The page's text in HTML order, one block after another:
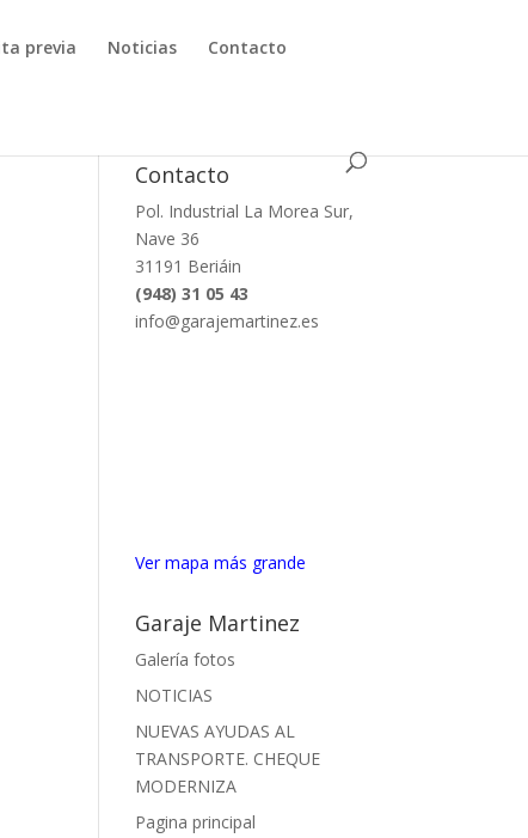
previa Noticias Contacto
Contacto
Pol. Industrial La Morea Sur,
Nave 36
31191 Beriáin
(948) 31 05 43
info@garajemartinez.es
Ver mapa más grande
Garaje Martinez
Galería fotos
NOTICIAS
NUEVAS AYUDAS AL
TRANSPORTE. CHEQUE
MODERNIZA
Pagina principal